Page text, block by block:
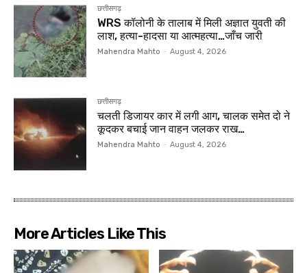
छत्तीसगढ़
WRS कॉलोनी के तालाब में मिली अज्ञात युवती की
लाश, हत्या-हादसा या आत्महत्या…जाँच जारी
Mahendra Mahto - August 4, 2026
छत्तीसगढ़
चलती डिजायर कार में लगी आग, चालक समेत दो ने
कूदकर बचाई जान वाहन जलकर राख…
Mahendra Mahto - August 4, 2026
More Articles Like This